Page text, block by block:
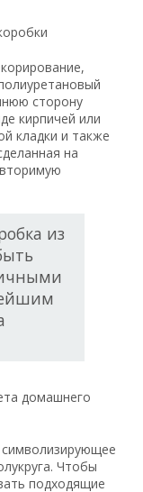
сторону
кирпичей или
кладки и также
на
из
домашнего
Чтобы
подходящие